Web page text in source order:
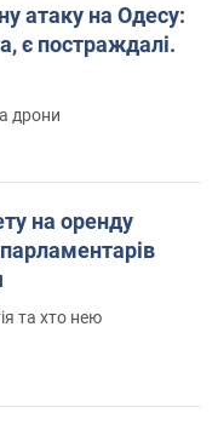
атаку на Одесу:
є постраждалі.
дрони
на оренду
та хто нею